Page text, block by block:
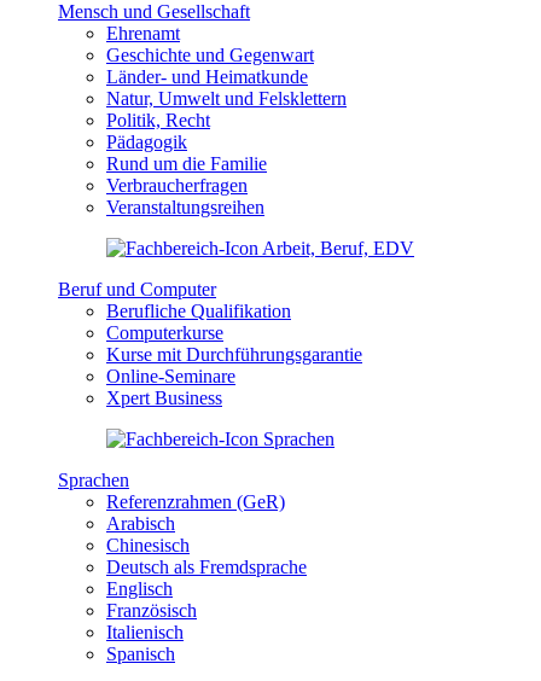
Mensch und Gesellschaft
Ehrenamt
Geschichte und Gegenwart
Länder- und Heimatkunde
Natur, Umwelt und Felsklettern
Politik, Recht
Pädagogik
Rund um die Familie
Verbraucherfragen
Veranstaltungsreihen
Beruf und Computer
Berufliche Qualifikation
Computerkurse
Kurse mit Durchführungsgarantie
Online-Seminare
Xpert Business
Sprachen
Referenzrahmen (GeR)
Arabisch
Chinesisch
Deutsch als Fremdsprache
Englisch
Französisch
Italienisch
Spanisch